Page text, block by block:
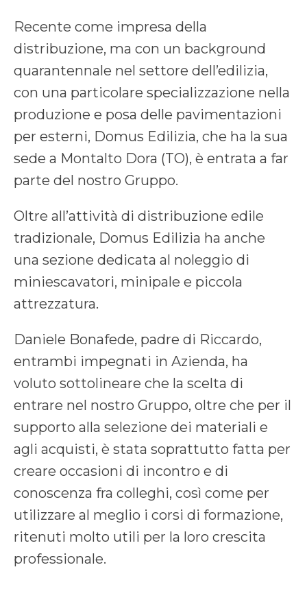
Recente come impresa della
distribuzione, ma con un background
quarantennale nel settore dell’edilizia,
con una particolare specializzazione nella
produzione e posa delle pavimentazioni
per esterni, Domus Edilizia, che ha la sua
sede a Montalto Dora (TO), è entrata a far
parte del nostro Gruppo.
Oltre all’attività di distribuzione edile
tradizionale, Domus Edilizia ha anche
una sezione dedicata al noleggio di
miniescavatori, minipale e piccola
attrezzatura.
Daniele Bonafede, padre di Riccardo,
entrambi impegnati in Azienda, ha
voluto sottolineare che la scelta di
entrare nel nostro Gruppo, oltre che per il
supporto alla selezione dei materiali e
agli acquisti, è stata soprattutto fatta per
creare occasioni di incontro e di
conoscenza fra colleghi, così come per
utilizzare al meglio i corsi di formazione,
ritenuti molto utili per la loro crescita
professionale.